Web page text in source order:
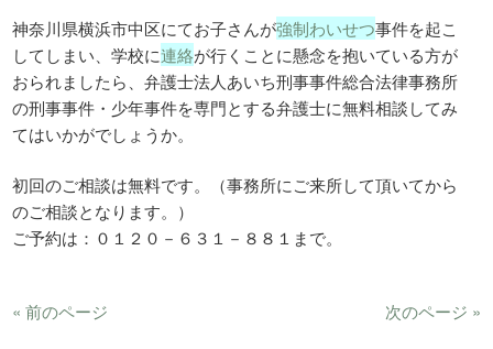
神奈川県横浜市中区にてお子さんが強制わいせつ事件を起こ
してしまい、学校に連絡が行くことに懸念を抱いている方が
おられましたら、弁護士法人あいち刑事事件総合法律事務所
の刑事事件・少年事件を専門とする弁護士に無料相談してみ
てはいかがでしょうか。
初回のご相談は無料です。（事務所にご来所して頂いてから
のご相談となります。）
ご予約は：０１２０－６３１－８８１まで。
« 前のページ 次のページ »